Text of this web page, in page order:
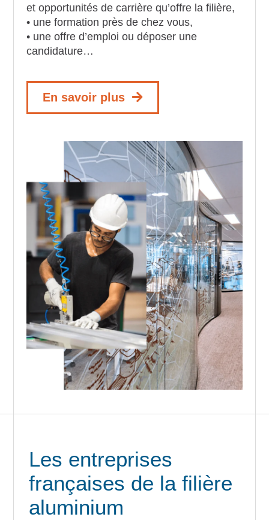
et opportunités de carrière qu’offre la filière,
• une formation près de chez vous,
• une offre d’emploi ou déposer une
candidature…
En savoir plus
Les entreprises
françaises de la filière
aluminium